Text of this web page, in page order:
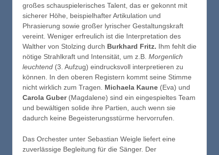
großes schauspielerisches Talent, das er gekonnt mit
sicherer Höhe, beispielhafter Artikulation und
Phrasierung sowie großer lyrischer Gestaltungskraft
vereint. Weniger erfreulich ist die Interpretation des
Walther von Stolzing durch Burkhard Fritz. Ihm fehlt die
nötige Strahlkraft und Intensität, um z.B. Morgenlich
leuchtend (3. Aufzug) eindrucksvoll interpretieren zu
können. In den oberen Registern kommt seine Stimme
nicht wirklich zum Tragen. Michaela Kaune (Eva) und
Carola Guber(Magdalene) sind ein eingespieltes Team
und bewältigen solide ihre Partien, auch wenn sie
dadurch keine Begeisterungsstürme hervorrufen.
Das Orchester unter Sebastian Weigle liefert eine
zuverlässige Begleitung für die Sänger. Der